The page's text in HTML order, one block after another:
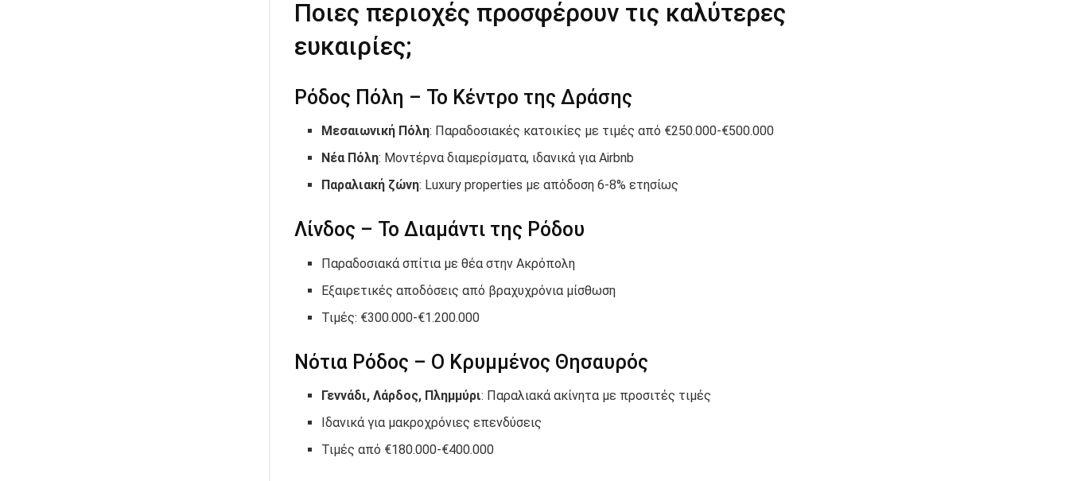
Ποιες περιοχές προσφέρουν τις καλύτερες
ευκαιρίες;
Ρόδος Πόλη – Το Κέντρο της Δράσης
Μεσαιωνική Πόλη: Παραδοσιακές κατοικίες με τιμές από €250.000-€500.000
Νέα Πόλη: Μοντέρνα διαμερίσματα, ιδανικά για Airbnb
Παραλιακή ζώνη: Luxury properties με απόδοση 6-8% ετησίως
Λίνδος – Το Διαμάντι της Ρόδου
Παραδοσιακά σπίτια με θέα στην Ακρόπολη
Εξαιρετικές αποδόσεις από βραχυχρόνια μίσθωση
Τιμές: €300.000-€1.200.000
Νότια Ρόδος – Ο Κρυμμένος Θησαυρός
Γεννάδι, Λάρδος, Πλημμύρι: Παραλιακά ακίνητα με προσιτές τιμές
Ιδανικά για μακροχρόνιες επενδύσεις
Τιμές από €180.000-€400.000